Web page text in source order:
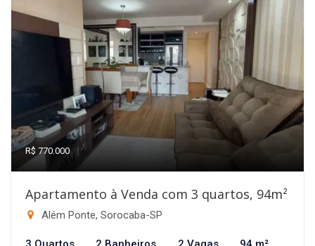
R$ 770.000
Apartamento à Venda com 3 quartos, 94m²
Além Ponte, Sorocaba-SP